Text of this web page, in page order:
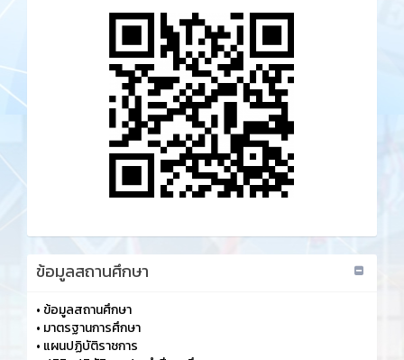
ข้อมูลสถานศึกษา
• ข้อมูลสถานศึกษา
• มาตรฐานการศึกษา
• แผนปฏิบัติราชการ